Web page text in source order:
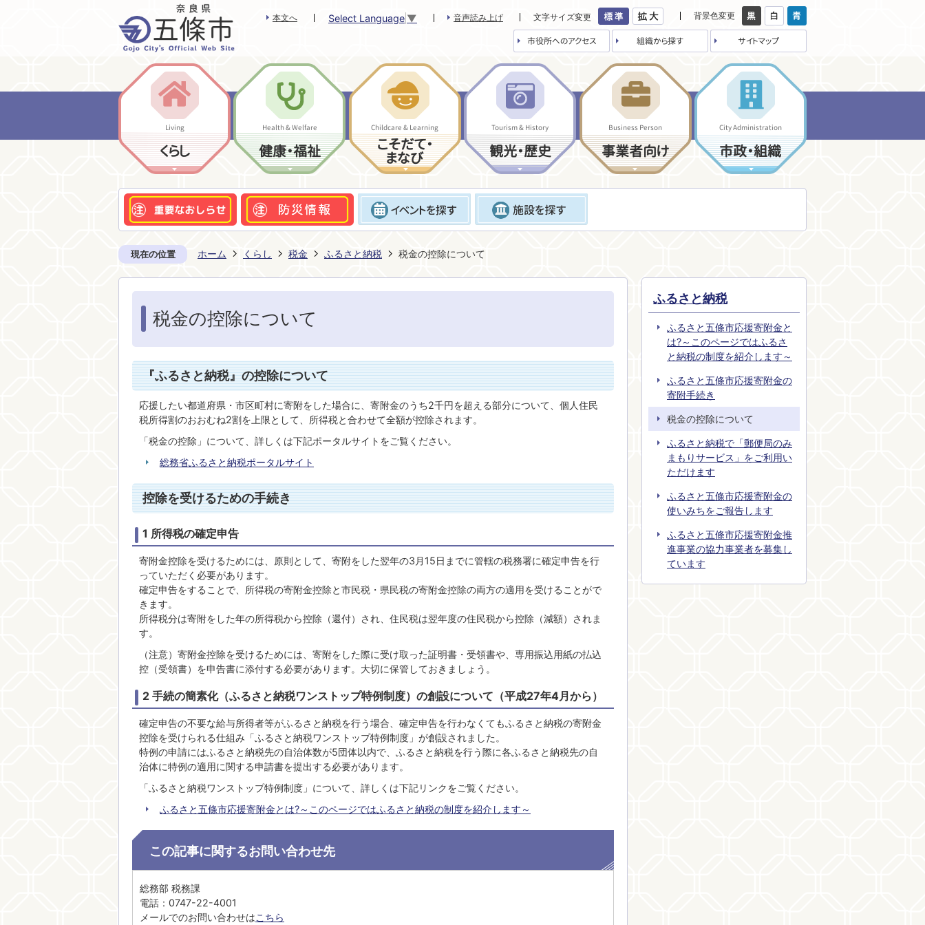
本文へ Select Language ▼ 音声読み上げ 文字サイズ変更 背景色変更
市役所へのアクセス 組織から探す サイトマップ
Living
くらし
Health & Welfare
健康・福祉
Childcare & Learning
こそだて・
まなび
Tourism & History
観光・歴史
Business Person
事業者向け
City Administration
市政・組織
現在の位置 ホーム くらし 税金 ふるさと納税 税金の控除について
税金の控除について
『ふるさと納税』の控除について
応援したい都道府県・市区町村に寄附をした場合に、寄附金のうち2千円を超える部分について、個人住民
税所得割のおおむね2割を上限として、所得税と合わせて全額が控除されます。
「税金の控除」について、詳しくは下記ポータルサイトをご覧ください。
総務省ふるさと納税ポータルサイト
控除を受けるための手続き
1 所得税の確定申告
寄附金控除を受けるためには、原則として、寄附をした翌年の3月15日までに管轄の税務署に確定申告を行
っていただく必要があります。
確定申告をすることで、所得税の寄附金控除と市民税・県民税の寄附金控除の両方の適用を受けることがで
きます。
所得税分は寄附をした年の所得税から控除（還付）され、住民税は翌年度の住民税から控除（減額）されま
す。
（注意）寄附金控除を受けるためには、寄附をした際に受け取った証明書・受領書や、専用振込用紙の払込
控（受領書）を申告書に添付する必要があります。大切に保管しておきましょう。
2 手続の簡素化（ふるさと納税ワンストップ特例制度）の創設について（平成27年4月から）
確定申告の不要な給与所得者等がふるさと納税を行う場合、確定申告を行わなくてもふるさと納税の寄附金
控除を受けられる仕組み「ふるさと納税ワンストップ特例制度」が創設されました。
特例の申請にはふるさと納税先の自治体数が5団体以内で、ふるさと納税を行う際に各ふるさと納税先の自
治体に特例の適用に関する申請書を提出する必要があります。
「ふるさと納税ワンストップ特例制度」について、詳しくは下記リンクをご覧ください。
ふるさと五條市応援寄附金とは?～このページではふるさと納税の制度を紹介します～
この記事に関するお問い合わせ先
総務部 税務課
電話：0747-22-4001
メールでのお問い合わせはこちら
ふるさと納税
ふるさと五條市応援寄附金と
は?～このページではふるさ
と納税の制度を紹介します～
ふるさと五條市応援寄附金の
寄附手続き
税金の控除について
ふるさと納税で「郵便局のみ
まもりサービス」をご利用い
ただけます
ふるさと五條市応援寄附金の
使いみちをご報告します
ふるさと五條市応援寄附金推
進事業の協力事業者を募集し
ています